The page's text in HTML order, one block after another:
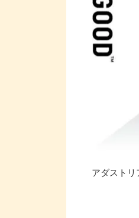
アダスト